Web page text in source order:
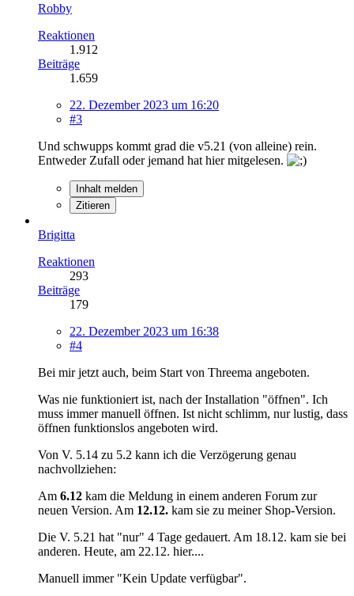
Robby
Reaktionen
1.912
Beiträge
1.659
22. Dezember 2023 um 16:20
#3
Und schwupps kommt grad die v5.21 (von alleine) rein.
Entweder Zufall oder jemand hat hier mitgelesen.
Inhalt melden
Zitieren
Brigitta
Reaktionen
293
Beiträge
179
22. Dezember 2023 um 16:38
#4
Bei mir jetzt auch, beim Start von Threema angeboten.
Was nie funktioniert ist, nach der Installation "öffnen". Ich
muss immer manuell öffnen. Ist nicht schlimm, nur lustig, dass
öffnen funktionslos angeboten wird.
Von V. 5.14 zu 5.2 kann ich die Verzögerung genau
nachvollziehen:
Am 6.12 kam die Meldung in einem anderen Forum zur
neuen Version. Am 12.12. kam sie zu meiner Shop-Version.
Die V. 5.21 hat "nur" 4 Tage gedauert. Am 18.12. kam sie bei
anderen. Heute, am 22.12. hier....
Manuell immer "Kein Update verfügbar".